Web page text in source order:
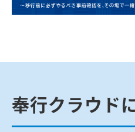
奉行クラウド